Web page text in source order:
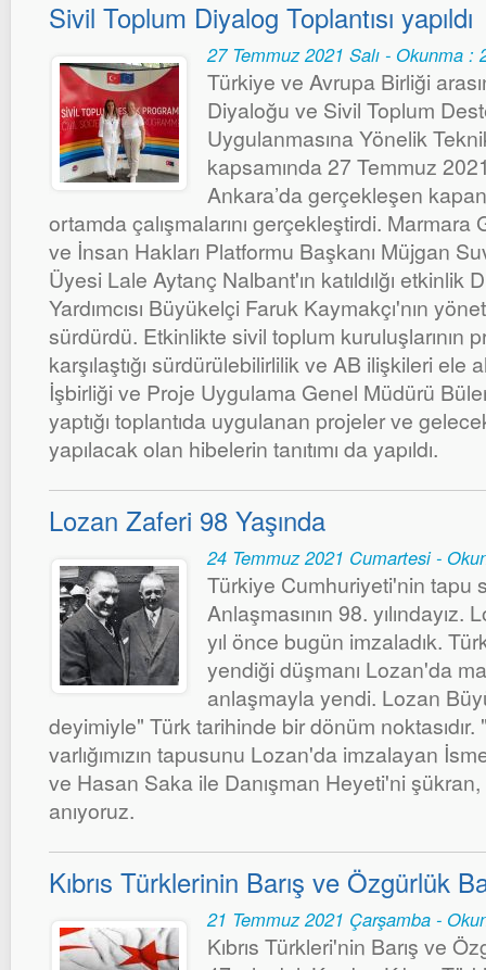
Sivil Toplum Diyalog Toplantısı yapıldı
27 Temmuz 2021 Salı - Okunma :
Türkiye ve Avrupa Birliği
Diyaloğu ve Sivil Toplum
Uygulanmasına Yönelik
kapsamında 27 Temmuz
Ankara’da gerçekleşen
ortamda çalışmalarını gerçekleştirdi. Marmara
ve İnsan Hakları Platformu Başkanı Müjgan
Üyesi Lale Aytanç Nalbant'ın katıldılğı etkinlik
Yardımcısı Büyükelçi Faruk Kaymakçı'nın
sürdürdü. Etkinlikte sivil toplum kuruluşlarının
karşılaştığı sürdürülebilirlilik ve AB ilişkileri ele
İşbirliği ve Proje Uygulama Genel Müdürü
yaptığı toplantıda uygulanan projeler ve
yapılacak olan hibelerin tanıtımı da yapıldı.
Lozan Zaferi 98 Yaşında
24 Temmuz 2021 Cumartesi -
Türkiye Cumhuriyeti'nin tapu
Anlaşmasının 98. yılındayız.
yıl önce bugün imzaladık.
yendiği düşmanı Lozan'da
anlaşmayla yendi. Lozan
deyimiyle" Türk tarihinde bir dönüm
varlığımızın tapusunu Lozan'da imzalayan
ve Hasan Saka ile Danışman Heyeti'ni
anıyoruz.
Kıbrıs Türklerinin Barış ve Özgürlük
21 Temmuz 2021 Çarşamba -
Kıbrıs Türkleri'nin Barış ve